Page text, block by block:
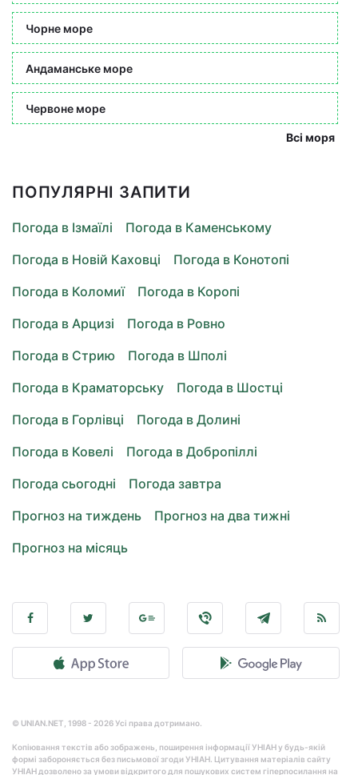
Чорне море
Андаманське море
Червоне море
Всі моря
ПОПУЛЯРНІ ЗАПИТИ
Погода в Ізмаїлі
Погода в Каменському
Погода в Новій Каховці
Погода в Конотопі
Погода в Коломиї
Погода в Коропі
Погода в Арцизі
Погода в Ровно
Погода в Стрию
Погода в Шполі
Погода в Краматорську
Погода в Шостці
Погода в Горлівці
Погода в Долині
Погода в Ковелі
Погода в Добропіллі
Погода сьогодні
Погода завтра
Прогноз на тиждень
Прогноз на два тижні
Прогноз на місяць
© UNIAN.NET, 1998 - 2026 Усі права дотримано.
Копіювання текстів або зображень, поширення інформації УНІАН у будь-якій
формі забороняється без письмової згоди УНІАН. Цитування матеріалів сайту
УНІАН дозволено за умови відкритого для пошукових систем гіперпосилання на